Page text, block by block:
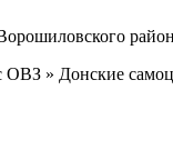
ОВЗ » Донские